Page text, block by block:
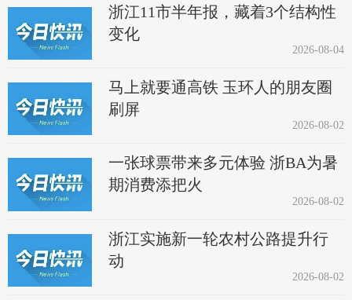
浙江11市半年报，藏着3个结构性
变化
2026-08-04
马上就要通高铁 玉环人的朋友圈
刷屏
2026-08-02
一张球票带来多元体验 浙BA为暑
期消费添把火
2026-08-02
浙江实施新一轮农村公路提升行
动
2026-08-02